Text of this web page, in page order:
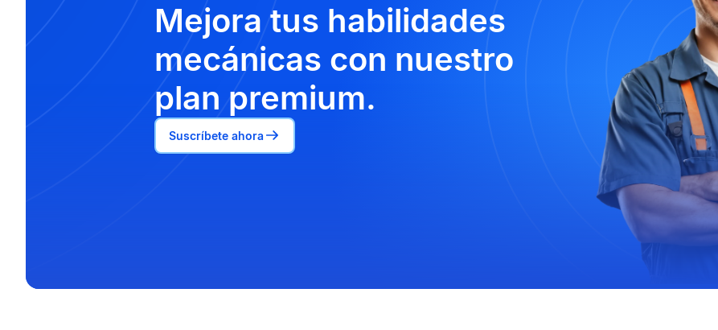
Mejora tus habilidades
mecánicas con nuestro
plan premium.
Suscríbete ahora